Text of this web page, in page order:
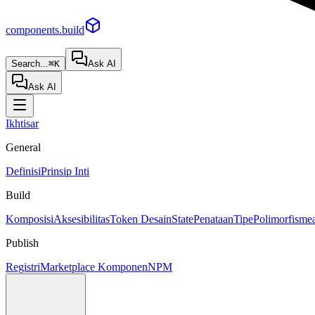
components.build
Search...⌘K Ask AI
Ask AI
Ikhtisar
General
DefinisiPrinsip Inti
Build
KomposisiAksesibilitasToken DesainStatePenataanTipePolimorfisme
Publish
RegistriMarketplace KomponenNPM